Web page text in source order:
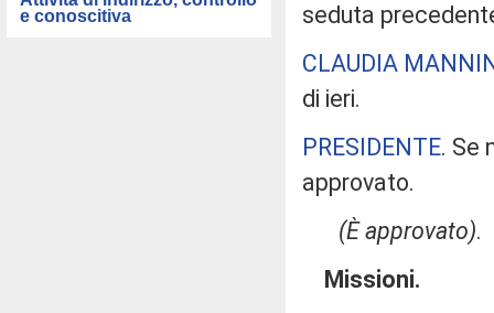
e conoscitiva
seduta
CLAUDIA
di ieri.
PRESIDENTE. Se
approvato.
(È approvato).
Missioni.